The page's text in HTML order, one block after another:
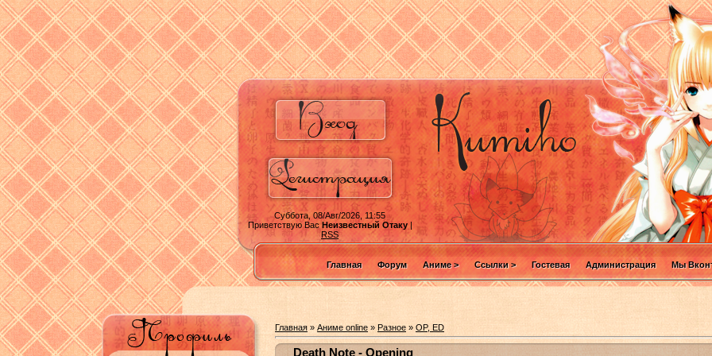
Суббота, 08/Авг/2026, 11:55
Приветствую ВасНеизвестный Отаку|
RSS
Главная Форум Аниме > Ссылки > Гостевая Администрация Мы
Главная »Аниме online » Разное » OP, ED
Death Note - Opening